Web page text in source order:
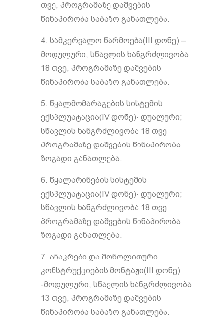
თვე, პროგრამაზე დაშვების
წინაპირობა საბაზო განათლება.
4. სამკერვალო წარმოება(III დონე) –
მოდულური, სწავლის ხანგრძლივობა
18 თვე, პროგრამაზე დაშვების
წინაპირობა საბაზო განათლება.
5. წყალმომარაგების სისტემის
ექსპლუატაცია(IV დონე)- დუალური;
სწავლის ხანგრძლივობა 18 თვე
პროგრამაზე დაშვების წინაპირობა
ზოგადი განათლება.
6. წყალარინების სისტემის
ექსპლუატაცია(IV დონე)- დუალური;
სწავლის ხანგრძლივობა 18 თვე
პროგრამაზე დაშვების წინაპირობა
ზოგადი განათლება.
7. ანაკრები და მონოლითური
კონსტრუქციების მონტაჟი(III დონე)
-მოდულური, სწავლის ხანგრძლივობა
13 თვე, პროგრამაზე დაშვების
წინაპირობა საბაზო განათლება.